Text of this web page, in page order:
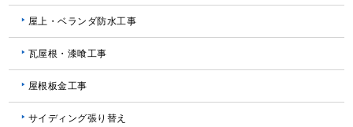
屋上・ベランダ防水工事
瓦屋根・漆喰工事
屋根板金工事
サイディング張り替え